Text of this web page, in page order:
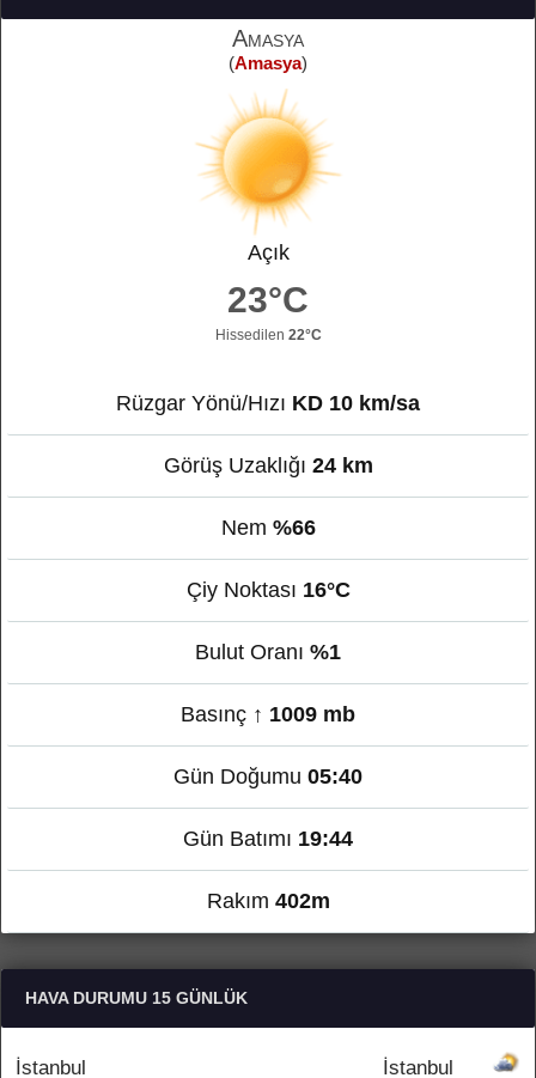
Amasya
(Amasya)
Açık
23°C
Hissedilen 22°C
Rüzgar Yönü/Hızı KD 10 km/sa
Görüş Uzaklığı 24 km
Nem %66
Çiy Noktası 16°C
Bulut Oranı %1
Basınç ↑ 1009 mb
Gün Doğumu 05:40
Gün Batımı 19:44
Rakım 402m
HAVA DURUMU 15 GÜNLÜK
İstanbul İstanbul